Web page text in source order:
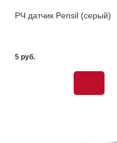
РЧ датчик Pensil (серый)
5 pуб.